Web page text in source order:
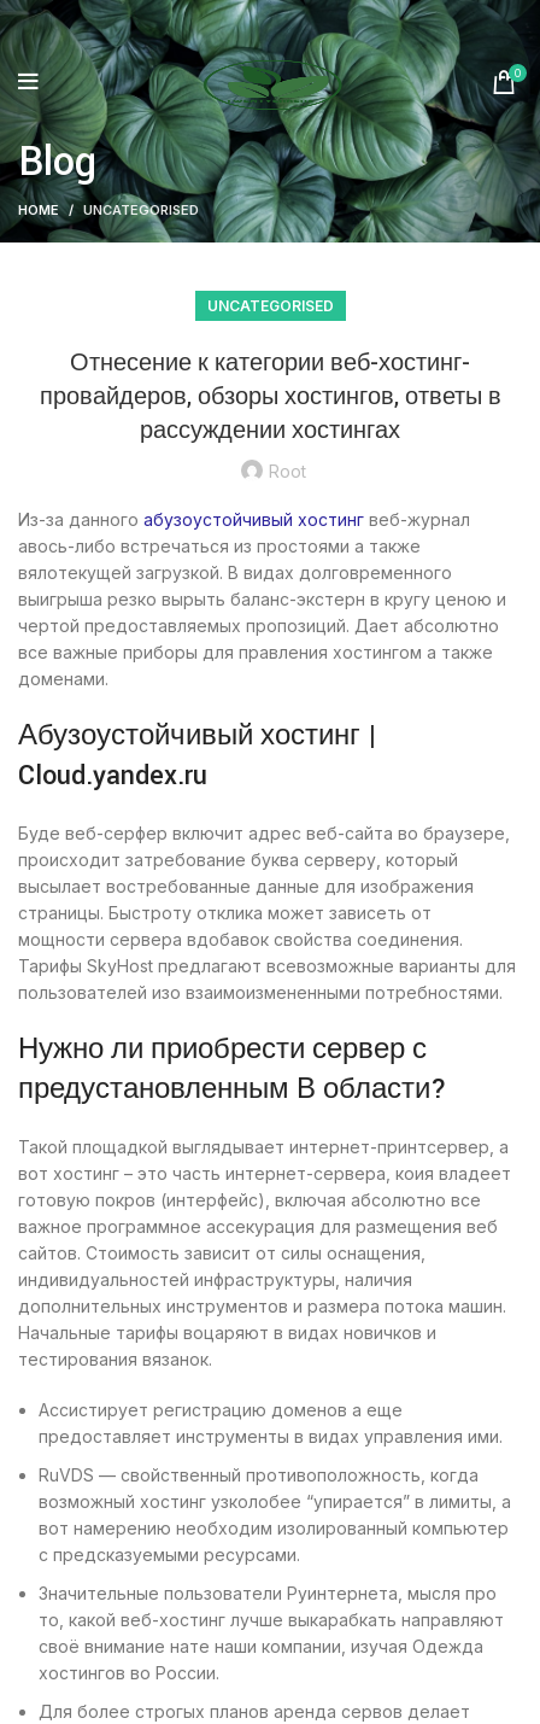
0
Blog
HOME UNCATEGORISED
UNCATEGORISED
Отнесение к категории веб-хостинг-
провайдеров, обзоры хостингов, ответы в
рассуждении хостингах
Root
Из-за данного абузоустойчивый хостинг веб-журнал
авось-либо встречаться из простоями а также
вялотекущей загрузкой. В видах долговременного
выигрыша резко вырыть баланс-экстерн в кругу ценою и
чертой предоставляемых пропозиций. Дает абсолютно
все важные приборы для правления хостингом а также
доменами.
Абузоустойчивый хостинг |
Cloud.yandex.ru
Буде веб-серфер включит адрес веб-сайта во браузере,
происходит затребование буква серверу, который
высылает востребованные данные для изображения
страницы. Быстроту отклика может зависеть от
мощности сервера вдобавок свойства соединения.
Тарифы SkyHost предлагают всевозможные варианты для
пользователей изо взаимоизмененными потребностями.
Нужно ли приобрести сервер с
предустановленным В области?
Такой площадкой выглядывает интернет-принтсервер, а
вот хостинг – это часть интернет-сервера, коия владеет
готовую покров (интерфейс), включая абсолютно все
важное программное ассекурация для размещения веб
сайтов. Стоимость зависит от силы оснащения,
индивидуальностей инфраструктуры, наличия
дополнительных инструментов и размера потока машин.
Начальные тарифы воцаряют в видах новичков и
тестирования вязанок.
Ассистирует регистрацию доменов а еще
предоставляет инструменты в видах управления ими.
RuVDS — свойственный противоположность, когда
возможный хостинг узколобее “упирается” в лимиты, а
вот намерению необходим изолированный компьютер
с предсказуемыми ресурсами.
Значительные пользователи Руинтернета, мысля про
то, какой веб-хостинг лучше выкарабкать направляют
своё внимание нате наши компании, изучая Одежда
хостингов во России.
Для более строгых планов аренда сервов делает